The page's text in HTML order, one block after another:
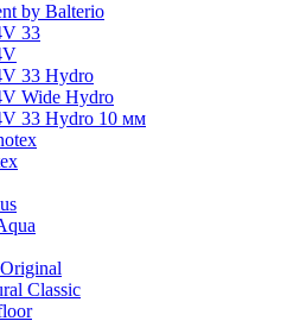
by Balterio
33
33 Hydro
Wide Hydro
33 Hydro 10 мм
Classic